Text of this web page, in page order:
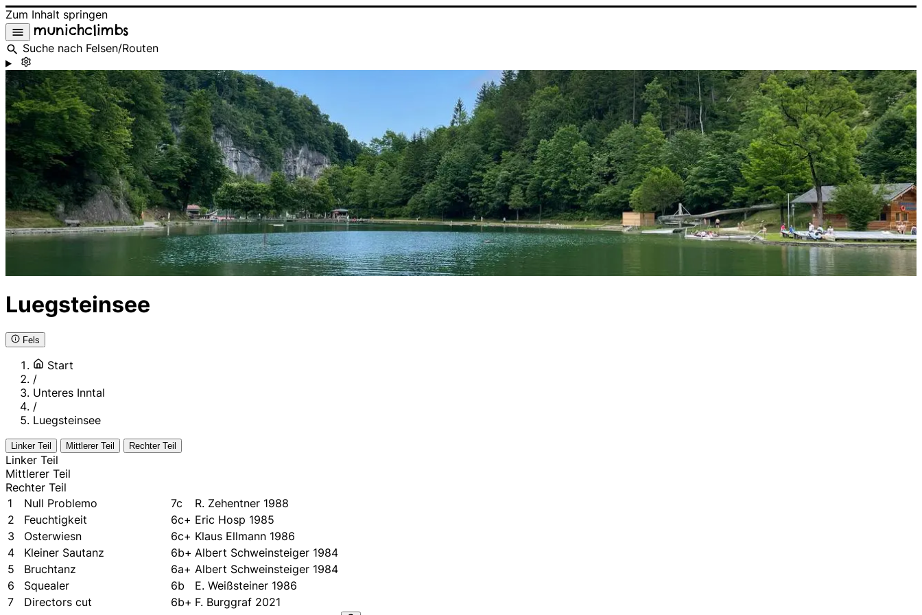
Zum Inhalt springen
munichclimbs
Suche nach Felsen/Routen
Luegsteinsee
Fels
Start
/
Unteres Inntal
/
Luegsteinsee
Linker Teil Mittlerer Teil Rechter Teil
Linker Teil
Mittlerer Teil
Rechter Teil
1
Null Problemo 7c
R. Zehentner 1988
2
Feuchtigkeit 6c+ Eric Hosp 1985
3
Osterwiesn 6c+ Klaus Ellmann 1986
4
Kleiner Sautanz 6b+ Albert Schweinsteiger 1984
5
Bruchtanz 6a+ Albert Schweinsteiger 1984
6
Squealer 6b
E. Weißsteiner 1986
7
Directors cut 6b+ F. Burggraf 2021